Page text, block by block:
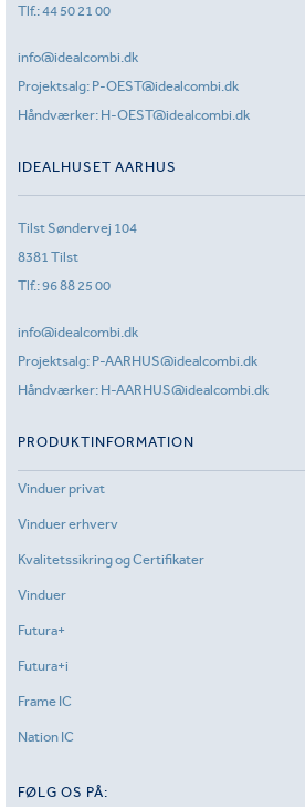
Tlf.:44 50 21 00
info@idealcombi.dk
Projektsalg: P-OEST@idealcombi.dk
Håndværker: H-OEST@idealcombi.dk
IDEALHUSET AARHUS
Tilst Søndervej 104
8381 Tilst
Tlf.:96 88 25 00
info@idealcombi.dk
Projektsalg: P-AARHUS@idealcombi.dk
Håndværker: H-AARHUS@idealcombi.dk
PRODUKTINFORMATION
Vinduer privat
Vinduer erhverv
Kvalitetssikring og Certifikater
Vinduer
Futura+
Futura+i
Frame IC
Nation IC
FØLG OS PÅ: